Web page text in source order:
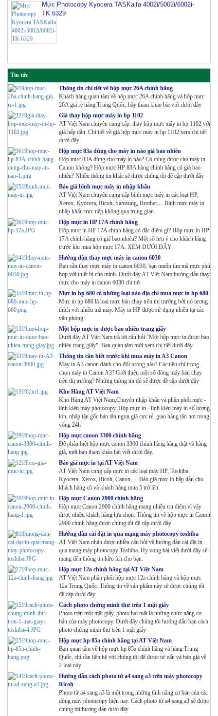
TK 6329
Tin tức
Thông tin chi tiết về hộp mực 26A chính hãng
Khách hàng quan tâm về hộp mực 26A chính hãng và hộp mực
26A giá rẻ hàng Trung Quốc, hãy tham khảo bài viết dưới đây
Giá thay hộp mực máy in hp 1102
AT Việt Nam chuyên cung cấp, thay hộp mực máy in hp 1102 với
giá hấp dẫn. Chi tiết về giá hộp mực máy in hp 1102 xem chi tiết
dưới đây
Hộp mực 83a dùng cho máy in nào giá bao nhiêu
Hộp mực 83A dùng cho máy in nào? Có dùng được cho máy in
Canon không? Hộp mực HP 83A hàng chính hãng có giá bao
nhiêu? Nhiều thông tin khác sẽ được chúng tôi đề cập dưới đây
Báo giá bình mực máy in nhập khẩu
AT Việt Nam chuyên cung cấp bình mực máy in các loại HP,
Xerox, Kyocera, Ricoh, Samsung, Brother,... Bình mực máy in
nhập khẩu trực tiếp không qua trung gian
Hộp mực in HP 17A chính hãng
Hộp mực in HP 17A chính hãng có đặc điểm gì? Hộp mực in HP
17A chính hãng có giá bao nhiêu? Một số lưu ý cho khách hàng
trước khi mua hộp mực 17A. XEM DƯỚI ĐÂY
Hướng dẫn thay mực máy in canon 6030
Bạn cần thay mực máy in canon 6030, bạn muốn tìm mã mực phù
hợp với thiết bị của mình. Dưới đây AT Việt Nam hướng dẫn thay
mực cho máy in canon 6030 chi tiết
Mực in hp 680 có những loại nào địa chỉ mua mực in hp 680
Mực in hp 680 là loại mực bán chạy trên thị trường bởi nó tương
thích với nhiều mã máy. Máy in HP được sử dụng nhiều tại các
văn phòng
Một hộp mực in được bao nhiêu trang giấy
Dưới đây AT Việt Nam trả lời câu hỏi "Một hộp mực in được bao
nhiêu trang giấy". Bạn quan tâm mời xem chi tiết dưới đây
Thông tin cần biết trước khi mua máy in A3 Canon
Máy in A3 canon dành cho đối tượng nào? Các tiêu chí trong
chọn máy in Canon A3? Giới thiệu một số dòng máy bán chạy
trên thị trường? Những thông tin đó sẽ được đề cập dưới đây
Kho Hàng AT Việt Nam
Kho Hàng AT Việt Nam,Chuyên nhập khẩu và phân phối mực -
linh kiện máy photocopy, Hộp mực in - linh kiện máy in số lượng
lớn, nhập tận gốc bán tận ngọn giá cực rẻ, giao hàng tận nơi trong
vòng 24h
Hộp mực canon 3300 chính hãng
Để phân biệt hộp mực canon 3300 chính hãng hàng thật và hàng
giả, mời bạn tham khảo bài viết dưới đây.
Báo giá mực in tại AT Việt Nam
AT Việt Nam cung cấp mực in các loại máy HP, Toshiba,
Kyocera, Xerox, Ricoh, Canon,.... Báo giá mực in hấp dẫn cho
khách hàng cũ và khách hàng mua 5 trở lên
Hộp mực Canon 2900 chính hãng
Hộp mực Canon 2900 chính hãng mang nhiều ưu điểm vì vậy
được nhiều khách hàng lựa chọn. Thông tin về hộp mực in Canon
2900 chính hãng được chúng tôi đề cập dưới đây
Hướng dẫn cài đặt in qua mạng máy photocopy toshiba
AT Việt Nam nhận được nhiều câu hỏi về hướng dẫn cài đặt in
qua mạng máy photocopy Toshiba. Hy vọng bài viết dưới đây sẽ
mang đến thông tin hữu ích cho bạn.
Hộp mực 12a chính hãng tại AT Việt Nam
AT Việt Nam phân phối hộp mực 12a chính hãng và hộp mực
12a Trung Quốc. Thông tin về sản phẩm này sẽ được chúng tôi
đề cập dưới đây
Cách photo chứng minh thư trên 1 mặt giấy
Photo trên một mặt giấy, photo hai mặt là những chức năng cơ
bản của máy photocopy. Dưới đây chúng tôi hướng dẫn bạn cách
photo chứng minh thư trên 1 mặt giấy
Hộp mực hp 85a chính hãng tại AT Việt Nam
Bạn quan tâm về hộp mực hp 85a chính hãng và hàng Trung
Quốc, chỉ cần liên hệ với chúng tôi để được tư vấn và báo giá về
2 loại này
Hướng dẫn cách photo từ a4 sang a3 trên máy photocopy
Ricoh
Photo từ a4 sang a3 là một trong những tính năng cơ bản của các
dòng máy photocopy hiện nay. Cách photo từ a4 sang a3 sẽ được
chúng tôi hướng dẫn dưới đây